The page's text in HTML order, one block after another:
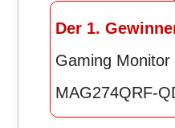
Der 1.
Gaming Monitor
MAG274QRF-